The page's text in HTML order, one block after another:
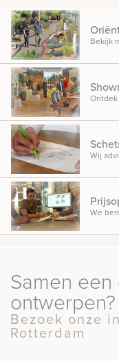
Samen
ontwerpen?
Bezoek onze
Rotterdam